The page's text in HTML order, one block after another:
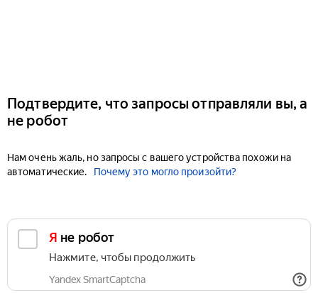
Подтвердите, что запросы отправляли вы, а
не робот
Нам очень жаль, но запросы с вашего устройства похожи на
автоматические.
Почему это могло произойти?
Я не робот
Нажмите, чтобы продолжить
Yandex SmartCaptcha